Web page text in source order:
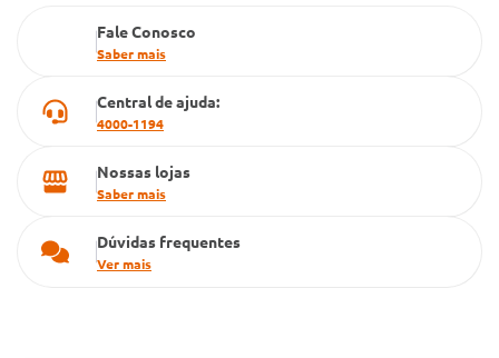
Cartão Grupo Conde
Fale Conosco
Saber mais
Central de ajuda:
4000-1194
Nossas lojas
Saber mais
Dúvidas frequentes
Ver mais